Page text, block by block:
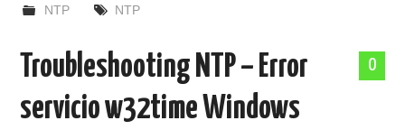
NTP NTP
0
Troubleshooting NTP – Error
servicio w32time Windows